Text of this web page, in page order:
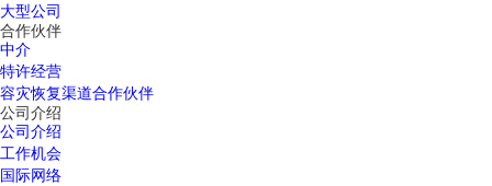
大型公司
合作伙伴
中介
特许经营
容灾恢复渠道合作伙伴
公司介绍
公司介绍
工作机会
国际网络